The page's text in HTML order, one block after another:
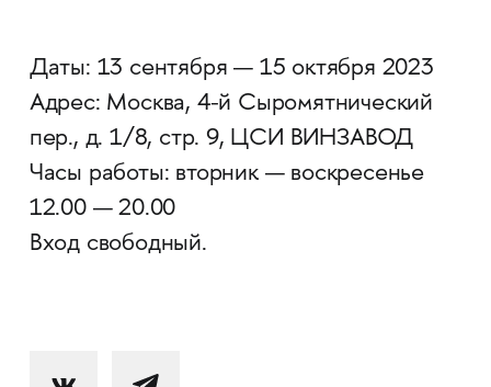
Даты: 13 сентября — 15 октября 2023
Адрес: Москва, 4-й Сыромятнический
пер., д. 1/8, стр. 9, ЦСИ ВИНЗАВОД
Часы работы: вторник — воскресенье
12.00 — 20.00
Вход свободный.